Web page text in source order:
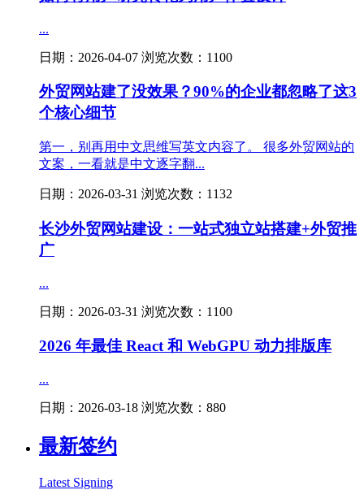
...
日期：2026-04-07 浏览次数：1100
外贸网站建了没效果？90%的企业都忽略了这3
个核心细节
第一，别再用中文思维写英文内容了。 很多外贸网站的
文案，一看就是中文逐字翻...
日期：2026-03-31 浏览次数：1132
长沙外贸网站建设：一站式独立站搭建+外贸推
广
...
日期：2026-03-31 浏览次数：1100
2026 年最佳 React 和 WebGPU 动力排版库
...
日期：2026-03-18 浏览次数：880
最新签约
Latest Signing